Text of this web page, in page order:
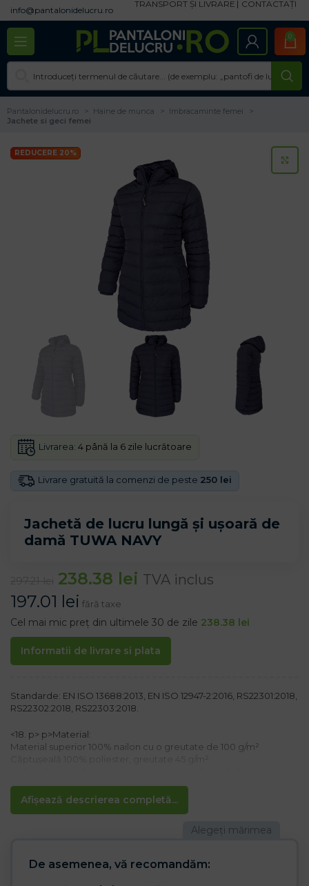
info@pantalonidelucru.ro
TRANSPORT ȘI LIVRARE CONTACTAȚI
0
Pantalonidelucru.ro Haine de munca
Imbracaminte femei
Jachete si geci femei
REDUCERE 20%
Jachetă de lucru lungă și ușoară de
damă TUWA NAVY
Livrare gratuită la comenzi de peste 250 lei
Livrarea: 4 până la 6 zile lucrătoare
238.38 lei TVA inclus
197.01 lei fără taxe
Cel mai mic preț din ultimele 30 de zile 238.38 lei
Informatii de livrare si plata
Afișează descrierea completă...
Standarde: EN ISO 13688:2013, EN ISO 12947-2:2016, RS22301:2018,
RS22302:2018, RS22303:2018.
<18. p> p>Material:
Material superior 100% nailon cu o greutate de 100 g/m²
Caracteristici:
– Jachetă de lucru certificată
– două buzunare laterale cu fermoar, buzunar interior
– Aspect universal pentru lucru și utilizare zilnică
De asemenea, vă recomandăm: